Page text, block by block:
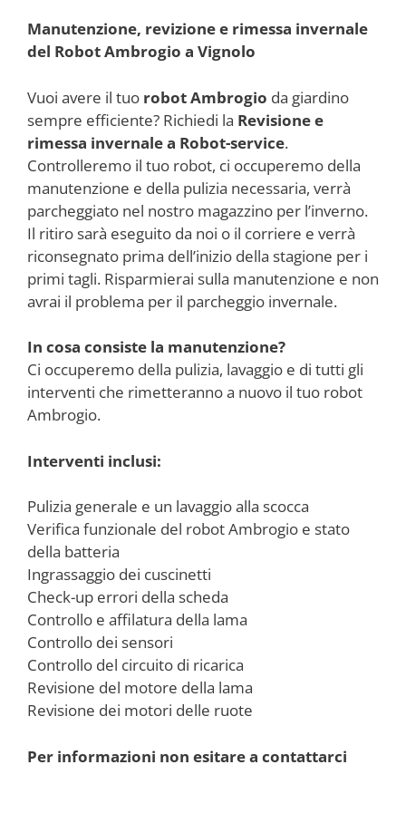
Manutenzione, revizione e rimessa invernale
del Robot Ambrogio a Vignolo
Vuoi avere il tuo robot Ambrogio da giardino
sempre efficiente? Richiedi la Revisione e
rimessa invernale a Robot-service.
Controlleremo il tuo robot, ci occuperemo della
manutenzione e della pulizia necessaria, verrà
parcheggiato nel nostro magazzino per l’inverno.
Il ritiro sarà eseguito da noi o il corriere e verrà
riconsegnato prima dell’inizio della stagione per i
primi tagli. Risparmierai sulla manutenzione e non
avrai il problema per il parcheggio invernale.
In cosa consiste la manutenzione?
Ci occuperemo della pulizia, lavaggio e di tutti gli
interventi che rimetteranno a nuovo il tuo robot
Ambrogio.
Interventi inclusi:
Pulizia generale e un lavaggio alla scocca
Verifica funzionale del robot Ambrogio e stato
della batteria
Ingrassaggio dei cuscinetti
Check-up errori della scheda
Controllo e affilatura della lama
Controllo dei sensori
Controllo del circuito di ricarica
Revisione del motore della lama
Revisione dei motori delle ruote
Per informazioni non esitare a contattarci